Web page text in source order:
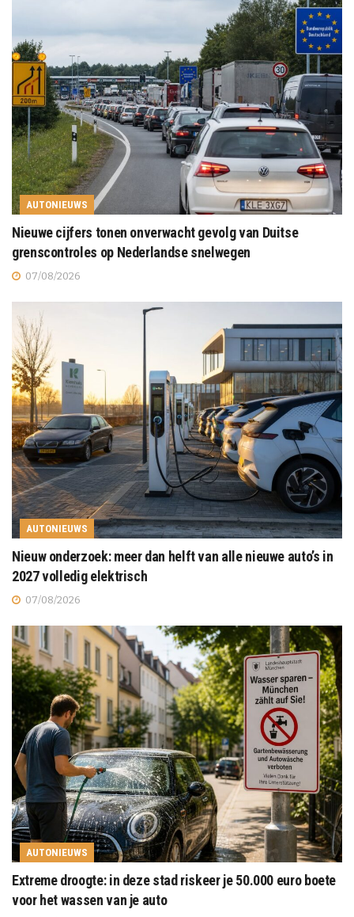
AUTONIEUWS
Nieuwe cijfers tonen onverwacht gevolg van Duitse
grenscontroles op Nederlandse snelwegen
07/08/2026
AUTONIEUWS
Nieuw onderzoek: meer dan helft van alle nieuwe auto’s in
2027 volledig elektrisch
07/08/2026
AUTONIEUWS
Extreme droogte: in deze stad riskeer je 50.000 euro boete
voor het wassen van je auto